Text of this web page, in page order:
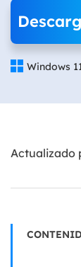
 Windows
Actualizado